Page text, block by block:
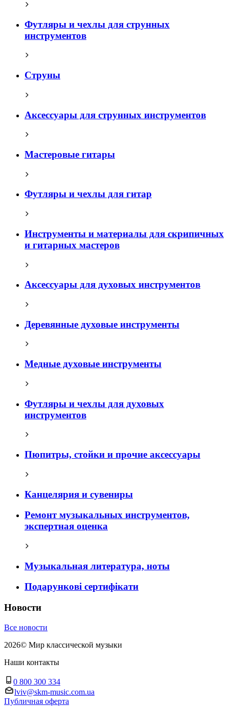
Футляры и чехлы для струнных
инструментов
Струны
Аксессуары для струнных инструментов
Мастеровые гитары
Футляры и чехлы для гитар
Инструменты и материалы для скрипичных
и гитарных мастеров
Аксессуары для духовых инструментов
Деревянные духовые инструменты
Медные духовые инструменты
Футляры и чехлы для духовых
инструментов
Пюпитры, стойки и прочие аксессуары
Канцелярия и сувениры
Ремонт музыкальных инструментов,
экспертная оценка
Музыкальная литература, ноты
Подарункові сертифікати
Новости
Все новости
2026© Мир классической музыки
Наши контакты
0 800 300 334
lviv@skm-music.com.ua
Публичная оферта